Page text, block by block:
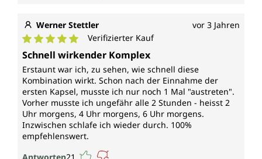
Werner Stettler vor 3 Jahren
Durchschnittliche Bewertung von 5 von 5 Sternen
Verifizierter Kauf
Schnell wirkender Komplex
Erstaunt war ich, zu sehen, wie schnell diese
Kombination wirkt. Schon nach der Einnahme der
ersten Kapsel, musste ich nur noch 1 Mal "austreten".
Vorher musste ich ungefähr alle 2 Stunden - heisst 2
Uhr morgens, 4 Uhr morgens, 6 Uhr morgens.
Inzwischen schlafe ich wieder durch. 100%
empfehlenswert.